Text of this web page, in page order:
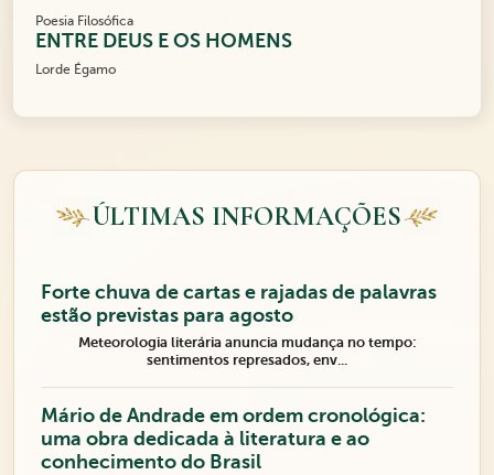
Poesia Filosófica
ENTRE DEUS E OS HOMENS
Lorde Égamo
ÚLTIMAS INFORMAÇÕES
Forte chuva de cartas e rajadas de palavras
estão previstas para agosto
Meteorologia literária anuncia mudança no tempo:
sentimentos represados, env...
Mário de Andrade em ordem cronológica:
uma obra dedicada à literatura e ao
conhecimento do Brasil